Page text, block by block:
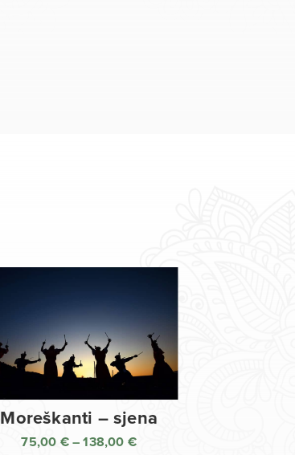
Moreškanti – sjena
75,00 € – 138,00 €Raspon